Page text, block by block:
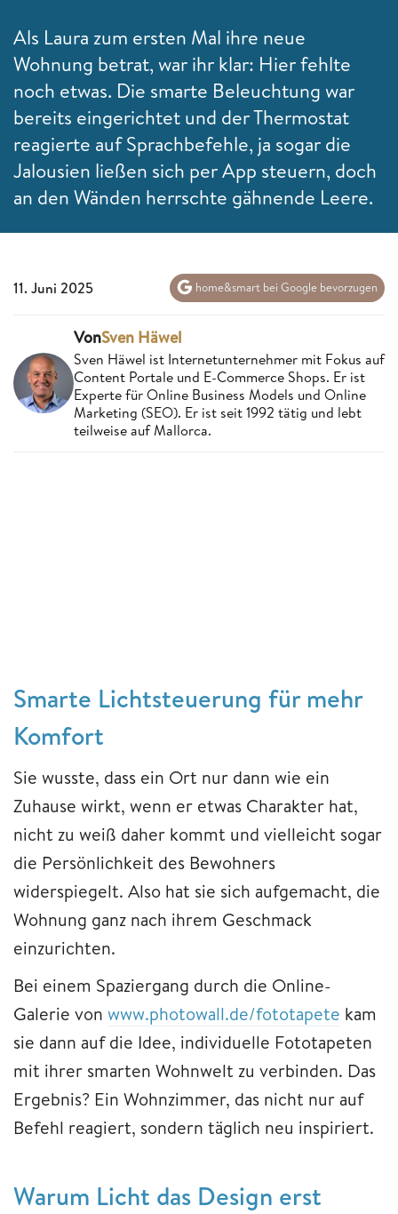
Als Laura zum ersten Mal ihre neue
Wohnung betrat, war ihr klar: Hier fehlte
noch etwas. Die smarte Beleuchtung war
bereits eingerichtet und der Thermostat
reagierte auf Sprachbefehle, ja sogar die
Jalousien ließen sich per App steuern, doch
an den Wänden herrschte gähnende Leere.
11. Juni 2025 home&smart bei Google bevorzugen
VonSven Häwel
Sven Häwel ist Internetunternehmer mit Fokus auf
Content Portale und E-Commerce Shops. Er ist
Experte für Online Business Models und Online
Marketing (SEO). Er ist seit 1992 tätig und lebt
teilweise auf Mallorca.
Smarte Lichtsteuerung für mehr
Komfort
Sie wusste, dass ein Ort nur dann wie ein
Zuhause wirkt, wenn er etwas Charakter hat,
nicht zu weiß daher kommt und vielleicht sogar
die Persönlichkeit des Bewohners
widerspiegelt. Also hat sie sich aufgemacht, die
Wohnung ganz nach ihrem Geschmack
einzurichten.
Bei einem Spaziergang durch die Online-
Galerie von www.photowall.de/fototapete kam
sie dann auf die Idee, individuelle Fototapeten
mit ihrer smarten Wohnwelt zu verbinden. Das
Ergebnis? Ein Wohnzimmer, das nicht nur auf
Befehl reagiert, sondern täglich neu inspiriert.
Warum Licht das Design erst